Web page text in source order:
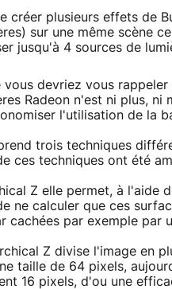
créer plusieurs effets de
sur une même scène
jusqu'à 4 sources de
vous devriez vous
Radeon n'est ni plus,
l'utilisation de la
trois techniques
ces techniques ont été
Z elle permet, à l'aide
ne calculer que ces
cachées par exemple par
Z divise l'image en
taille de 64 pixels,
16 pixels, d'ou une